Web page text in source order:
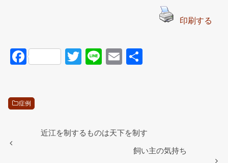
印刷する
F
e
T
Li
E
症例
近江を制するものは天下を制す
飼い主の気持ち